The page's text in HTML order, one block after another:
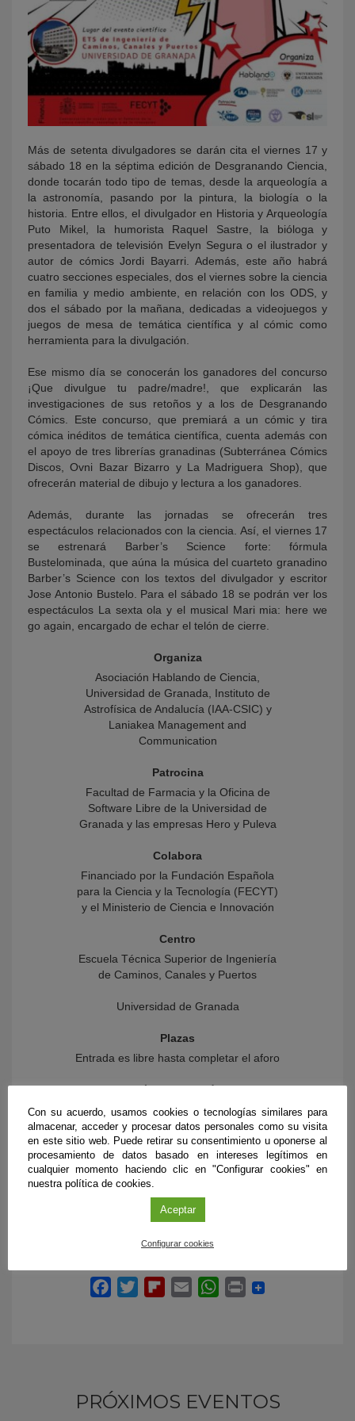
Más de setenta divulgadores se darán cita el viernes 17 y
sábado 18 en la séptima edición de Desgranando Ciencia,
donde tocarán todo tipo de temas, desde la arqueología a
la astronomía, pasando por la pintura, la biología o la
historia. Entre ellos, el divulgador en Historia y Arqueología
Puto Mikel, la humorista Raquel Sastre, la bióloga y
presentadora de televisión Evelyn Segura o el ilustrador y
autor de cómics Jordi Bayarri. Además, este año habrá
cuatro secciones especiales, dos el viernes sobre la ciencia
en familia y medio ambiente, en relación con los ODS, y
dos el sábado por la mañana, dedicadas a videojuegos y
juegos de mesa de temática científica y al cómic como
herramienta para la divulgación.
Ese mismo día se conocerán los ganadores del concurso
¡Que divulgue tu padre/madre!, que explicarán las
investigaciones de sus retoños y a los de Desgranando
Cómics. Este concurso, que premiará a un cómic y tira
cómica inéditos de temática científica, cuenta además con
el apoyo de tres librerías granadinas (Subterránea Cómics
Discos, Ovni Bazar Bizarro y La Madriguera Shop), que
ofrecerán material de dibujo y lectura a los ganadores.
Además, durante las jornadas se ofrecerán tres
espectáculos relacionados con la ciencia. Así, el viernes 17
se estrenará Barber’s Science forte: fórmula
Bustelominada, que aúna la música del cuarteto granadino
Barber’s Science con los textos del divulgador y escritor
Jose Antonio Bustelo. Para el sábado 18 se podrán ver los
espectáculos La sexta ola y el musical Mari mia: here we
go again, encargado de echar el telón de cierre.
Organiza
Asociación Hablando de Ciencia,
Universidad de Granada, Instituto de
Astrofísica de Andalucía (IAA-CSIC) y
Laniakea Management and
Communication
Patrocina
Facultad de Farmacia y la Oficina de
Software Libre de la Universidad de
Granada y las empresas Hero y Puleva
Colabora
Financiado por la Fundación Española
para la Ciencia y la Tecnología (FECYT)
y el Ministerio de Ciencia e Innovación
Centro
Escuela Técnica Superior de Ingeniería
de Caminos, Canales y Puertos
Universidad de Granada
Plazas
Entrada es libre hasta completar el aforo
Más información
Aforo reducido a causa de las medidas
contra la COVID-19, por lo que el evento
podrá seguirse en directo a través del
canal de YouTube de Hablando de
Ciencia.
Programa provisional
PRÓXIMOS EVENTOS
Con su acuerdo, usamos cookies o tecnologías similares para
almacenar, acceder y procesar datos personales como su visita
en este sitio web. Puede retirar su consentimiento u oponerse al
procesamiento de datos basado en intereses legítimos en
cualquier momento haciendo clic en "Configurar cookies" en
nuestra política de cookies.
Aceptar
Configurar cookies